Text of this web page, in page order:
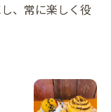
、常に楽しく役